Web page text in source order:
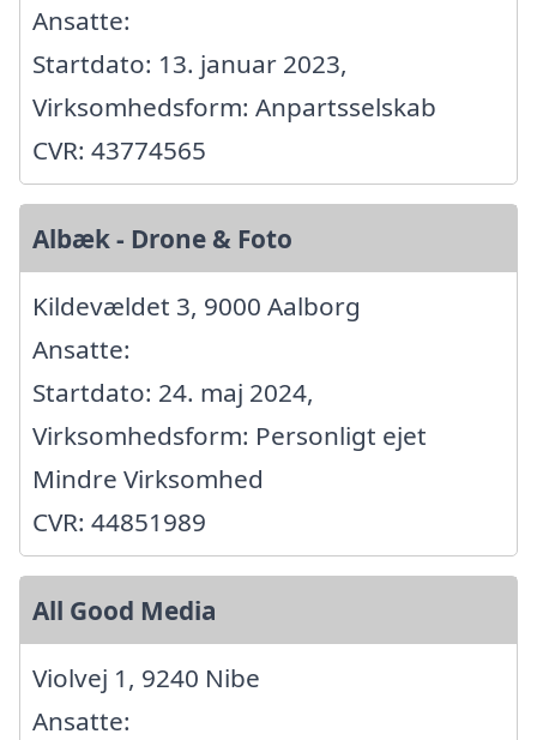
Ansatte:
Startdato: 13. januar 2023,
Virksomhedsform: Anpartsselskab
CVR: 43774565
Albæk - Drone & Foto
Kildevældet 3, 9000 Aalborg
Ansatte:
Startdato: 24. maj 2024,
Virksomhedsform: Personligt ejet
Mindre Virksomhed
CVR: 44851989
All Good Media
Violvej 1, 9240 Nibe
Ansatte: